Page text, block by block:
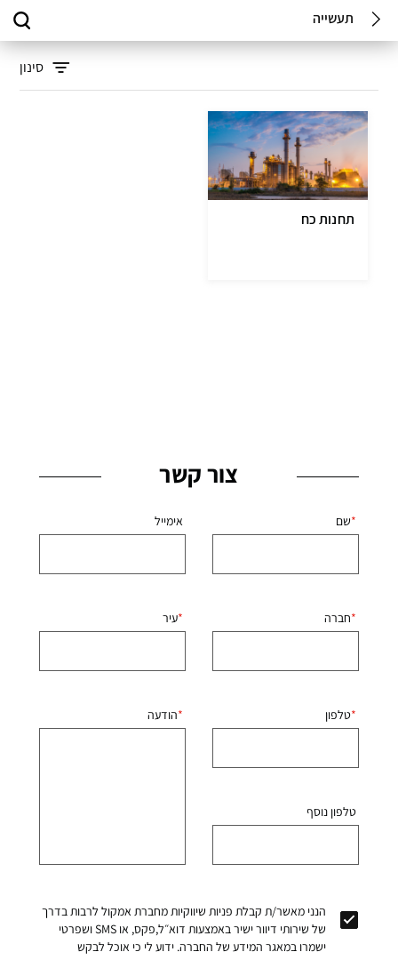
תעשייה
סינון
תחנות כח
צור קשר
שם
חברה
טלפון
טלפון נוסף
אימייל
עיר
הודעה
הנני מאשר/ת קבלת פניות שיווקיות מחברת אמקול לרבות בדרך
של שירותי דיוור ישיר באמצעות דוא״ל,פקס, או SMS ושפרטי
ישמרו במאגר המידע של החברה. ידוע לי כי אוכל לבקש